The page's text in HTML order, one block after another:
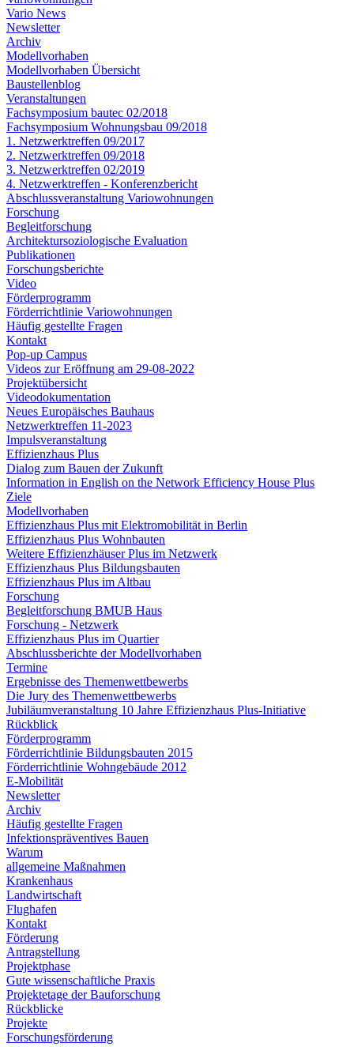
Vario News
Newsletter
Archiv
Modellvorhaben
Modellvorhaben Übersicht
Baustellenblog
Veranstaltungen
Fachsymposium bautec 02/2018
Fachsymposium Wohnungsbau 09/2018
1. Netzwerktreffen 09/2017
2. Netzwerktreffen 09/2018
3. Netzwerktreffen 02/2019
4. Netzwerktreffen - Konferenzbericht
Abschlussveranstaltung Variowohnungen
Forschung
Begleitforschung
Architektursoziologische Evaluation
Publikationen
Forschungsberichte
Video
Förderprogramm
Förderrichtlinie Variowohnungen
Häufig gestellte Fragen
Kontakt
Pop-up Campus
Videos zur Eröffnung am 29-08-2022
Projektübersicht
Videodokumentation
Neues Europäisches Bauhaus
Netzwerktreffen 11-2023
Impulsveranstaltung
Effizienzhaus Plus
Dialog zum Bauen der Zukunft
Information in English on the Network Efficiency House Plus
Ziele
Modellvorhaben
Effizienzhaus Plus mit Elektromobilität in Berlin
Effizienzhaus Plus Wohnbauten
Weitere Effizienzhäuser Plus im Netzwerk
Effizienzhaus Plus Bildungsbauten
Effizienzhaus Plus im Altbau
Forschung
Begleitforschung BMUB Haus
Forschung - Netzwerk
Effizienzhaus Plus im Quartier
Abschlussberichte der Modellvorhaben
Termine
Ergebnisse des Themenwettbewerbs
Die Jury des Themenwettbewerbs
Jubiläumveranstaltung 10 Jahre Effizienzhaus Plus-Initiative
Rückblick
Förderprogramm
Förderrichtlinie Bildungsbauten 2015
Förderrichtlinie Wohngebäude 2012
E-Mobilität
Newsletter
Archiv
Häufig gestellte Fragen
Infektionspräventives Bauen
Warum
allgemeine Maßnahmen
Krankenhaus
Landwirtschaft
Flughafen
Kontakt
Förderung
Antragstellung
Projektphase
Gute wissenschaftliche Praxis
Projektetage der Bauforschung
Rückblicke
Projekte
Forschungsförderung